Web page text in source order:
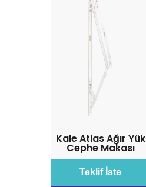
Kale Atlas Ağır Yük
Cephe Makası
Teklif İste